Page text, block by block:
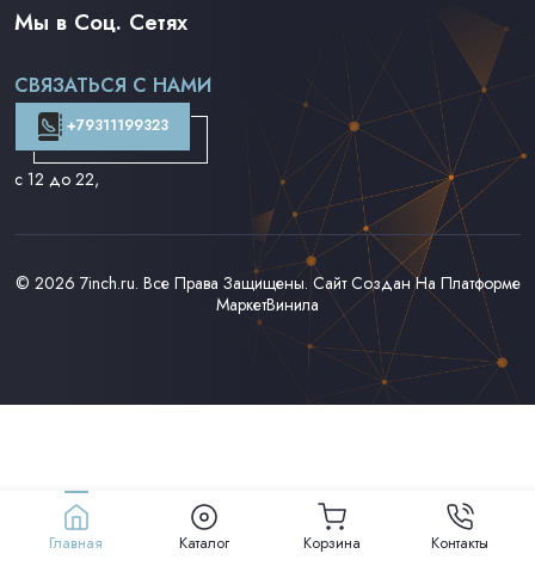
Рок на 7''
Доставка и Оплата
Контакты
Мы в Соц. Сетях
СВЯЗАТЬСЯ С НАМИ
+79311199323
с 12 до 22,
© 2026 7inch.ru. Все Права Защищены. Сайт Создан На Платформе
МаркетВинила
Главная Каталог Корзина Контакты